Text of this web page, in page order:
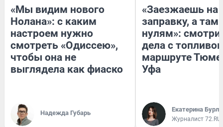
«Мы видим нового
Нолана»: с каким
настроем нужно
смотреть «Одиссею»,
чтобы она не
выглядела как фиаско
Надежда Губарь
«Заезжаешь на
заправку, а там
нулям»:
дела с
маршруте
Уфа
Екатерина
Журналист 72.RU